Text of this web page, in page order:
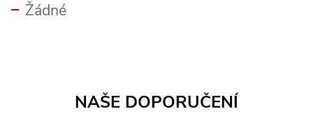
Žádné
NAŠE DOPORUČENÍ